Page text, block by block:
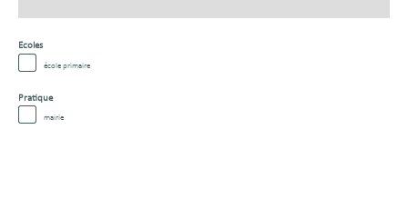
Ecoles
école primaire
Pratique
mairie